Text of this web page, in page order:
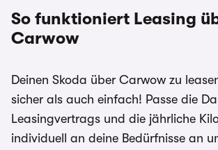
So funktioniert Leasing
Carwow
Deinen Skoda über Carwow zu
sicher als auch einfach! Passe die
Leasingvertrags und die jährliche
individuell an deine Bedürfnisse an